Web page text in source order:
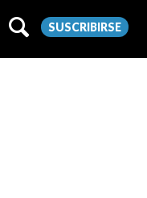
SUSCRIBIRSE